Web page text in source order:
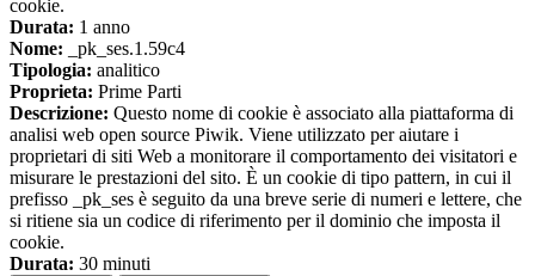
cookie.
Durata: 1 anno
Nome: _pk_ses.1.59c4
Tipologia: analitico
Proprieta: Prime Parti
Descrizione: Questo nome di cookie è associato alla piattaforma di
analisi web open source Piwik. Viene utilizzato per aiutare i
proprietari di siti Web a monitorare il comportamento dei visitatori e
misurare le prestazioni del sito. È un cookie di tipo pattern, in cui il
prefisso _pk_ses è seguito da una breve serie di numeri e lettere, che
si ritiene sia un codice di riferimento per il dominio che imposta il
cookie.
Durata: 30 minuti